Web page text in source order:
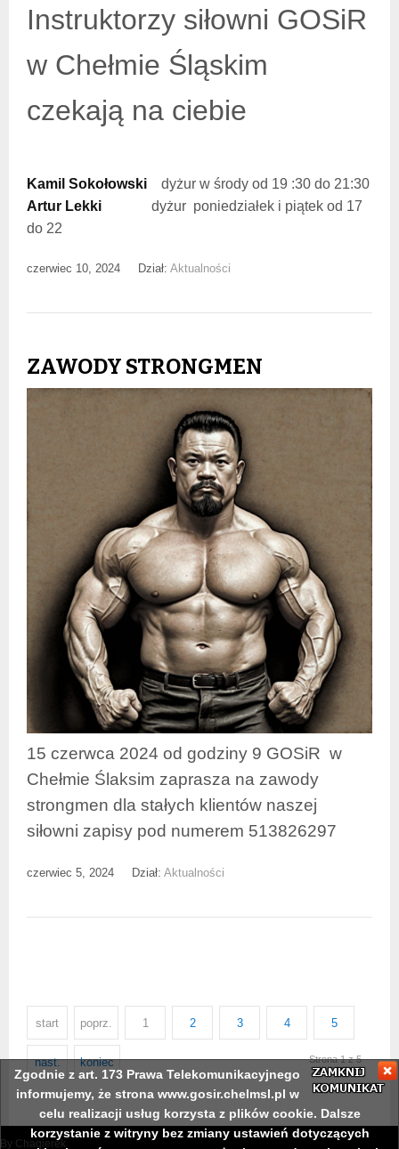
Instruktorzy siłowni GOSiR
w Chełmie Śląskim
czekają na ciebie
Kamil Sokołowski dyżur w środy od 19 :30 do 21:30
Artur Lekki dyżur poniedziałek i piątek od 17
do 22
czerwiec 10, 2024 Dział: Aktualności
ZAWODY STRONGMEN
15 czerwca 2024 od godziny 9 GOSiR w
Chełmie Ślaksim zaprasza na zawody
strongmen dla stałych klientów naszej
siłowni zapisy pod numerem 513826297
czerwiec 5, 2024 Dział: Aktualności
start poprz. 1 2 3 4 5
nast. koniec Strona 1 z 5
By Chaqierek
Zgodnie z art. 173 Prawa Telekomunikacyjnego
informujemy, że strona www.gosir.chelmsl.pl w
celu realizacji usług korzysta z plików cookie. Dalsze
korzystanie z witryny bez zmiany ustawień dotyczących